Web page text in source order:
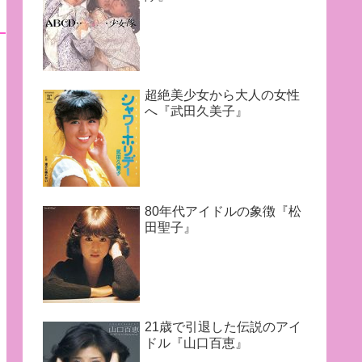
超絶美少女から大人の女性
へ『武田久美子』
80年代アイドルの象徴『松
田聖子』
21歳で引退した伝説のアイ
ドル『山口百恵』